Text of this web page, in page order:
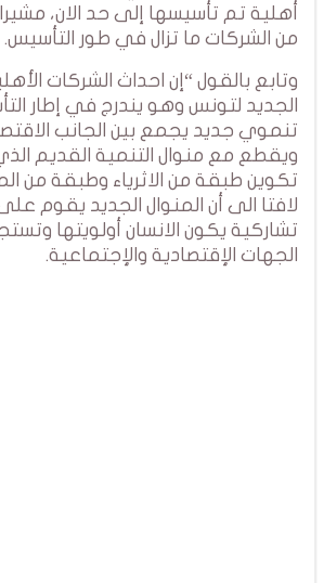
أهلية تم تأسيسها إلى حد الان،
من الشركات ما تزال في طور التأسيس.
وتابع بالقول “إن احداث الشركات
الجديد لتونس وهو يندرج في إطار
تنموي جديد يجمع بين الجانب
ويقطع مع منوال التنمية القديم
تكوين طبقة من الاثرياء وطبقة من
لافتا الى أن المنوال الجديد يقوم
تشاركية يكون الانسان أولويتها
الجهات الإقتصادية والإجتماعية.